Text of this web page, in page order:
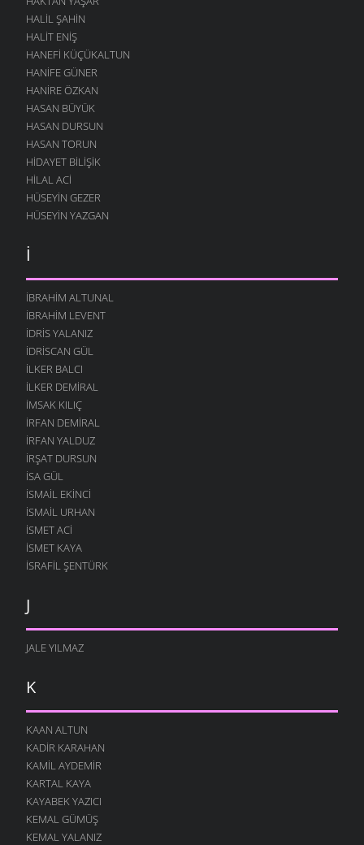
HALIL ŞAHIN
HALIT ENIŞ
HANEFI KÜÇÜKALTUN
HANIFE GÜNER
HANIRE ÖZKAN
HASAN BÜYÜK
HASAN DURSUN
HASAN TORUN
HIDAYET BILIŞIK
HILAL ACI
HÜSEYIN GEZER
HÜSEYIN YAZGAN
İ
İBRAHIM ALTUNAL
İBRAHIM LEVENT
İDRIS YALANIZ
IDRISCAN GÜL
İLKER BALCI
İLKER DEMIRAL
İMSAK KILIÇ
İRFAN DEMIRAL
İRFAN YALDUZ
İRŞAT DURSUN
ISA GÜL
ISMAIL EKINCI
İSMAIL URHAN
İSMET ACI
ISMET KAYA
İSRAFIL ŞENTÜRK
J
JALE YILMAZ
K
KAAN ALTUN
KADIR KARAHAN
KAMIL AYDEMIR
KARTAL KAYA
KAYABEK YAZICI
KEMAL GÜMÜŞ
KEMAL YALANIZ